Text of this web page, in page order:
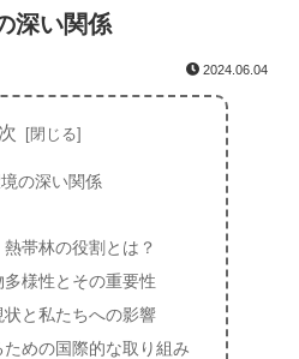
深い関係
2024.06.04
の深い関係
帯林の役割とは？
様性とその重要性
と私たちへの影響
めの国際的な取り組み